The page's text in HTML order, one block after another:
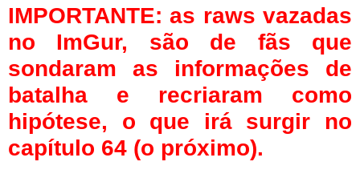
IMPORTANTE: as raws vazadas
no ImGur, são de fãs que
sondaram as informações de
batalha e recriaram como
hipótese, o que irá surgir no
capítulo 64 (o próximo).